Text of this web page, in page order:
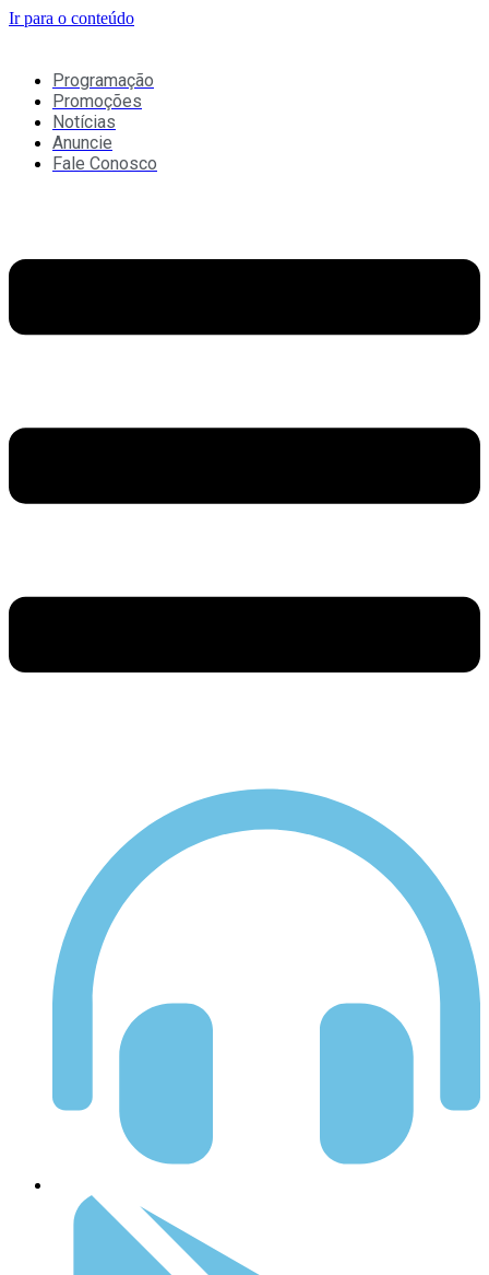
Ir para o conteúdo
Programação
Promoções
Notícias
Anuncie
Fale Conosco